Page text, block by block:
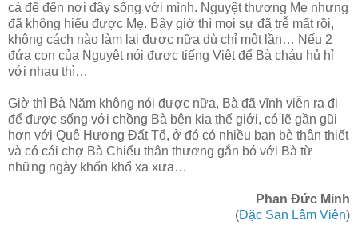
cả để đến nơi đây sống với mình. Nguyệt thương Mẹ nhưng
đã không hiểu được Mẹ. Bây giờ thì mọi sự đã trễ mất rồi,
không cách nào làm lại được nữa dù chỉ một lần… Nếu 2
đứa con của Nguyệt nói được tiếng Việt để Bà cháu hủ hỉ
với nhau thì…
Giờ thì Bà Năm không nói được nữa, Bà đã vĩnh viễn ra đi
để được sống với chồng Bà bên kia thế giới, có lẽ gần gũi
hơn với Quê Hương Đất Tổ, ở đó có nhiều bạn bè thân thiết
và có cái chợ Bà Chiểu thân thương gắn bó với Bà từ
những ngày khốn khổ xa xưa…
Phan Đức Minh
(Đặc San Lâm Viên)